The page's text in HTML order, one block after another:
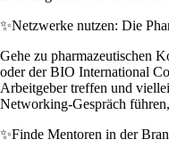
✨Netzwerke nutzen: Die
Gehe zu pharmazeutischen
oder der BIO International
Arbeitgeber treffen und
Networking-Gespräch
✨Finde Mentoren in der